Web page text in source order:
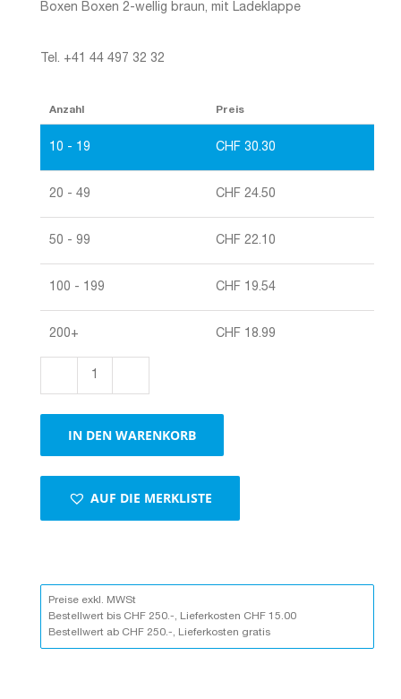
Boxen Boxen 2-wellig braun, mit Ladeklappe
Tel. +41 44 497 32 32
Anzahl Preis
10 - 19 CHF 30.30
20 - 49 CHF 24.50
50 - 99 CHF 22.10
100 - 199 CHF 19.54
200+ CHF 18.99
braun
Menge
IN DEN WARENKORB
AUF DIE MERKLISTE
Preise exkl. MWSt
Bestellwert bis CHF 250.-, Lieferkosten CHF 15.00
Bestellwert ab CHF 250.-, Lieferkosten gratis